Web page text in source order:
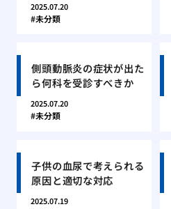
2025.07.20
未分類
側頭動脈炎の症状が出た
ら何科を受診すべきか
2025.07.20
未分類
子供の血尿で考えられる
原因と適切な対応
2025.07.19